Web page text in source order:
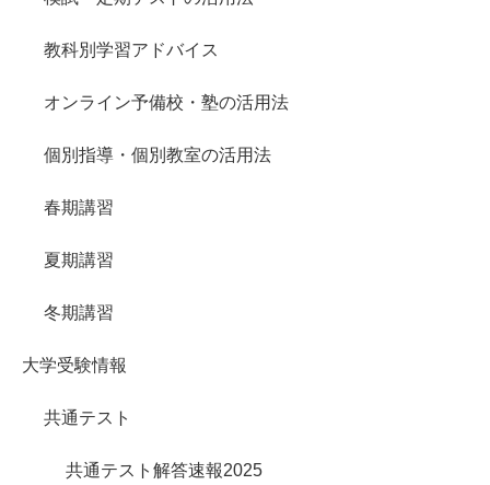
教科別学習アドバイス
オンライン予備校・塾の活用法
個別指導・個別教室の活用法
春期講習
夏期講習
冬期講習
大学受験情報
共通テスト
共通テスト解答速報2025